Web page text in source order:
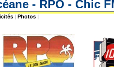
- RPO - Chic
| Photos |